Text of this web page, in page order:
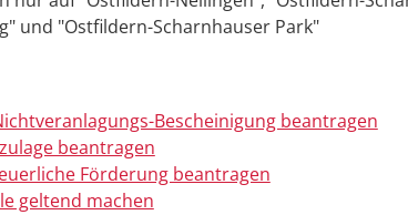
und "Ostfildern-Scharnhauser Park"
Bescheinigung beantragen
beantragen
Förderung beantragen
geltend machen